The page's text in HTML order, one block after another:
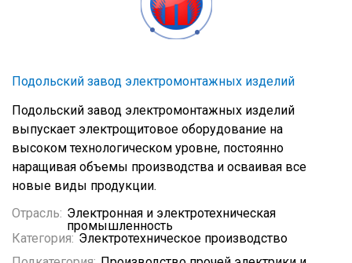
Подольский завод электромонтажных изделий
Подольский завод электромонтажных изделий
выпускает электрощитовое оборудование на
высоком технологическом уровне, постоянно
наращивая объемы производства и осваивая все
новые виды продукции.
Отрасль: Электронная и электротехническая
промышленность
Категория: Электротехническое производство